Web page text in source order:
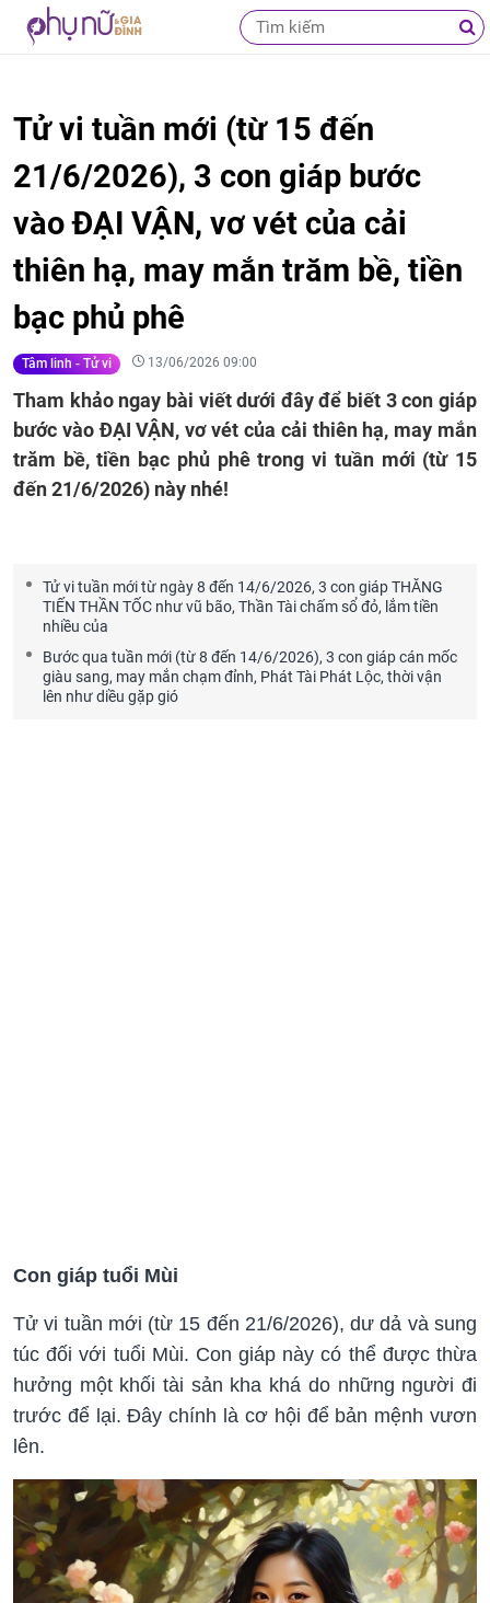
Tử vi tuần mới (từ 15 đến
21/6/2026), 3 con giáp bước
vào ĐẠI VẬN, vơ vét của cải
thiên hạ, may mắn trăm bề, tiền
bạc phủ phê
Tâm linh - Tử vi 13/06/2026 09:00
Tham khảo ngay bài viết dưới đây để biết 3 con giáp
bước vào ĐẠI VẬN, vơ vét của cải thiên hạ, may mắn
trăm bề, tiền bạc phủ phê trong vi tuần mới (từ 15
đến 21/6/2026) này nhé!
Tử vi tuần mới từ ngày 8 đến 14/6/2026, 3 con giáp THĂNG
TIẾN THẦN TỐC như vũ bão, Thần Tài chấm sổ đỏ, lắm tiền
nhiều của
Bước qua tuần mới (từ 8 đến 14/6/2026), 3 con giáp cán mốc
giàu sang, may mắn chạm đỉnh, Phát Tài Phát Lộc, thời vận
lên như diều gặp gió
Con giáp tuổi Mùi
Tử vi tuần mới (từ 15 đến 21/6/2026), dư dả và sung
túc đối với tuổi Mùi. Con giáp này có thể được thừa
hưởng một khối tài sản kha khá do những người đi
trước để lại. Đây chính là cơ hội để bản mệnh vươn
lên.